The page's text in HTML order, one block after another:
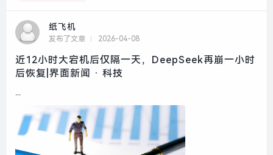
纸飞机
发布了文章 2026-04-08
近12小时大宕机后仅隔一天，DeepSeek再崩一小时
后恢复|界面新闻 · 科技
...